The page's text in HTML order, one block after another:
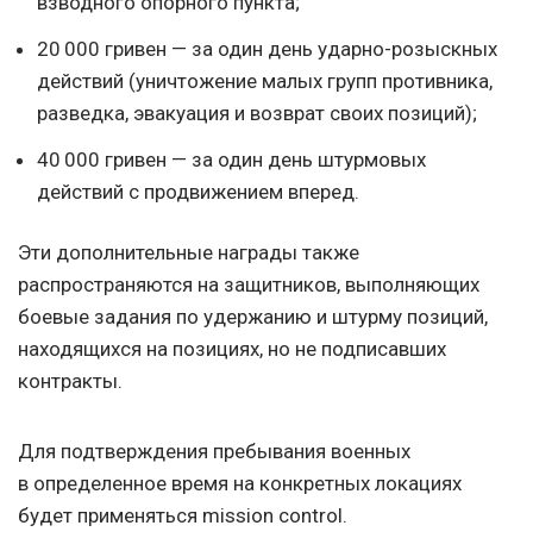
20 000 гривен — за один день ударно-розыскных
действий (уничтожение малых групп противника,
разведка, эвакуация и возврат своих позиций);
40 000 гривен — за один день штурмовых
действий с продвижением вперед.
Эти дополнительные награды также
распространяются на защитников, выполняющих
боевые задания по удержанию и штурму позиций,
находящихся на позициях, но не подписавших
контракты.
Для подтверждения пребывания военных
в определенное время на конкретных локациях
будет применяться mission control.